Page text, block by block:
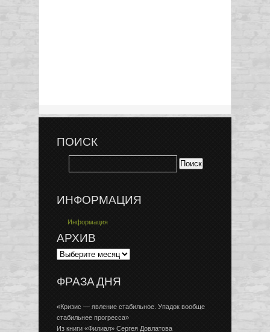
ПОИСК
ИНФОРМАЦИЯ
Информация
АРХИВ
ФРАЗА ДНЯ
«Кризис — явление стабильное. Упадок вообще
стабильнее прогресса»
Из книги «Филиал» Сергея Довлатова